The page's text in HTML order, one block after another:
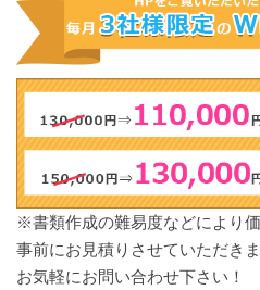
※書類作成の難易度などにより
事前にお見積りさせていただきま
お気軽にお問い合わせ下さい！